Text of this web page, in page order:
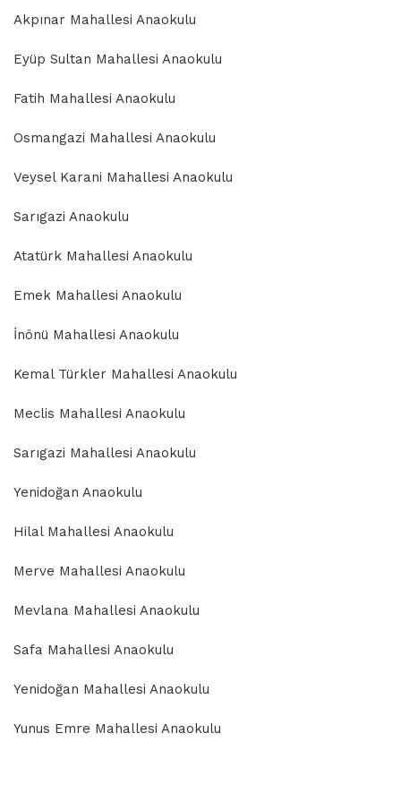
Akpınar Mahallesi Anaokulu
Eyüp Sultan Mahallesi Anaokulu
Fatih Mahallesi Anaokulu
Osmangazi Mahallesi Anaokulu
Veysel Karani Mahallesi Anaokulu
Sarıgazi Anaokulu
Atatürk Mahallesi Anaokulu
Emek Mahallesi Anaokulu
İnönü Mahallesi Anaokulu
Kemal Türkler Mahallesi Anaokulu
Meclis Mahallesi Anaokulu
Sarıgazi Mahallesi Anaokulu
Yenidoğan Anaokulu
Hilal Mahallesi Anaokulu
Merve Mahallesi Anaokulu
Mevlana Mahallesi Anaokulu
Safa Mahallesi Anaokulu
Yenidoğan Mahallesi Anaokulu
Yunus Emre Mahallesi Anaokulu